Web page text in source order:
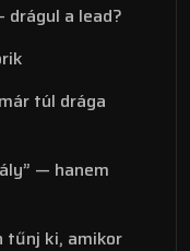
drágul a lead?
túl drága
— hanem
tűnj ki, amikor